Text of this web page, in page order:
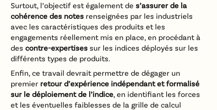
Surtout, l’objectif est également des’assurer de la
cohérence des notes renseignées par les industriels
avec les caractéristiques des produits et les
engagements réellement mis en place, en procédant à
descontre-expertisessur les indices déployés sur les
différents types de produits.
Enfin, ce travail devrait permettre de dégager un
premier retour d’expérience indépendant et formalisé
sur le déploiement de l’indice, en identifiant les forces
et les éventuelles faiblesses de la grille de calcul